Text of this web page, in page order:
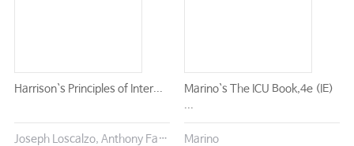
Harrison`s Principles of Inter...
Joseph Loscalzo, Anthony Fauci, Dennis Kasper, Stephen Hauser, Dan Longo, J. Larry Jameson
Marino`s The ICU Book,4e (IE)
...
Marino